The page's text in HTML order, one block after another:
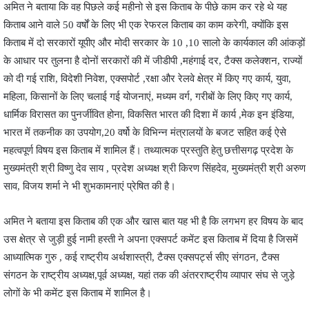
अमित ने बताया कि वह पिछले कई महीनो से इस किताब के पीछे काम कर रहे थे यह
किताब आने वाले 50 वर्षों के लिए भी एक रेफरल किताब का काम करेगी, क्योंकि इस
किताब में दो सरकारों यूपीए और मोदी सरकार के 10 ,10 सालो के कार्यकाल की आंकड़ों
के आधार पर तुलना है दोनों सरकारों की में जीडीपी ,महंगाई दर, टैक्स कलेक्शन, राज्यों
को दी गई राशि, विदेशी निवेश, एक्सपोर्ट ,रक्षा और रेलवे क्षेत्र में किए गए कार्य, युवा,
महिला, किसानों के लिए चलाई गई योजनाएं, मध्यम वर्ग, गरीबों के लिए किए गए कार्य,
धार्मिक विरासत का पुनर्जीवित होना, विकसित भारत की दिशा में कार्य ,मेक इन इंडिया,
भारत में तकनीक का उपयोग,20 वर्षो के विभिन्न मंत्रालयों के बजट सहित कई ऐसे
महत्वपूर्ण विषय इस किताब में शामिल हैं। तथ्यात्मक प्रस्तुति हेतु छत्तीसगढ़ प्रदेश के
मुख्यमंत्री श्री विष्णु देव साय , प्रदेश अध्यक्ष श्री किरण सिंहदेव, मुख्यमंत्री श्री अरुण
साव, विजय शर्मा ने भी शुभकामनाएं प्रेषित की है।
अमित ने बताया इस किताब की एक और खास बात यह भी है कि लगभग हर विषय के बाद
उस क्षेत्र से जुड़ी हुई नामी हस्ती ने अपना एक्सपर्ट कमेंट इस किताब में दिया है जिसमें
आध्यात्मिक गुरु , कई राष्ट्रीय अर्थशास्त्री, टैक्स एक्सपर्ट्स सीए संगठन, टैक्स
संगठन के राष्ट्रीय अध्यक्ष,पूर्व अध्यक्ष, यहां तक की अंतरराष्ट्रीय व्यापार संघ से जुड़े
लोगों के भी कमेंट इस किताब में शामिल है।